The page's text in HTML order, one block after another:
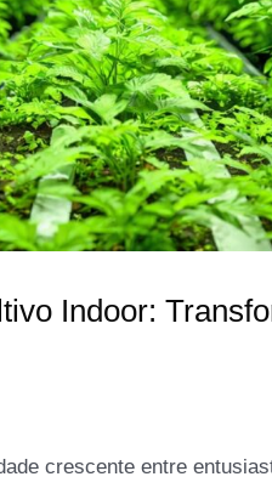
Indoor:
crescente entre